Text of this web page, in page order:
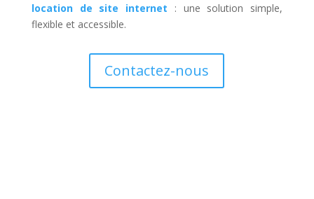
location de site internet : une solution simple,
flexible et accessible.
Contactez-nous